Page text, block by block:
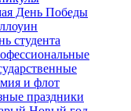
День Победы
студента
и флот
праздники